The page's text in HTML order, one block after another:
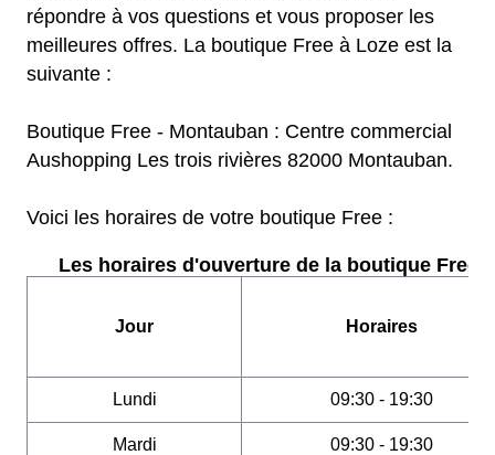
répondre à vos questions et vous proposer les
meilleures offres. La boutique Free à Loze est la
suivante :
Boutique Free - Montauban : Centre commercial
Aushopping Les trois rivières 82000 Montauban.
Voici les horaires de votre boutique Free :
Les horaires d'ouverture de la boutique Free :
Jour Horaires
Lundi 09:30 - 19:30
Mardi 09:30 - 19:30